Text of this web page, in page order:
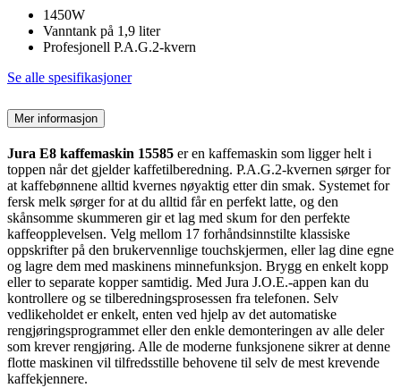
1450W
Vanntank på 1,9 liter
Profesjonell P.A.G.2-kvern
Se alle spesifikasjoner
Mer informasjon
Jura E8 kaffemaskin 15585 er en kaffemaskin som ligger helt i
toppen når det gjelder kaffetilberedning. P.A.G.2-kvernen sørger for
at kaffebønnene alltid kvernes nøyaktig etter din smak. Systemet for
fersk melk sørger for at du alltid får en perfekt latte, og den
skånsomme skummeren gir et lag med skum for den perfekte
kaffeopplevelsen. Velg mellom 17 forhåndsinnstilte klassiske
oppskrifter på den brukervennlige touchskjermen, eller lag dine egne
og lagre dem med maskinens minnefunksjon. Brygg en enkelt kopp
eller to separate kopper samtidig. Med Jura J.O.E.-appen kan du
kontrollere og se tilberedningsprosessen fra telefonen. Selv
vedlikeholdet er enkelt, enten ved hjelp av det automatiske
rengjøringsprogrammet eller den enkle demonteringen av alle deler
som krever rengjøring. Alle de moderne funksjonene sikrer at denne
flotte maskinen vil tilfredsstille behovene til selv de mest krevende
kaffekjennere.